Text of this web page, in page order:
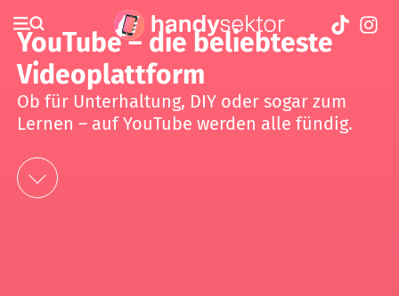
YouTube – die beliebteste
Videoplattform
Ob für Unterhaltung, DIY oder sogar zum
Lernen – auf YouTube werden alle fündig.